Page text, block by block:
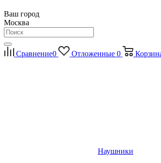
Ваш город
Москва
Сравнение0 Отложенные 0
Наушники